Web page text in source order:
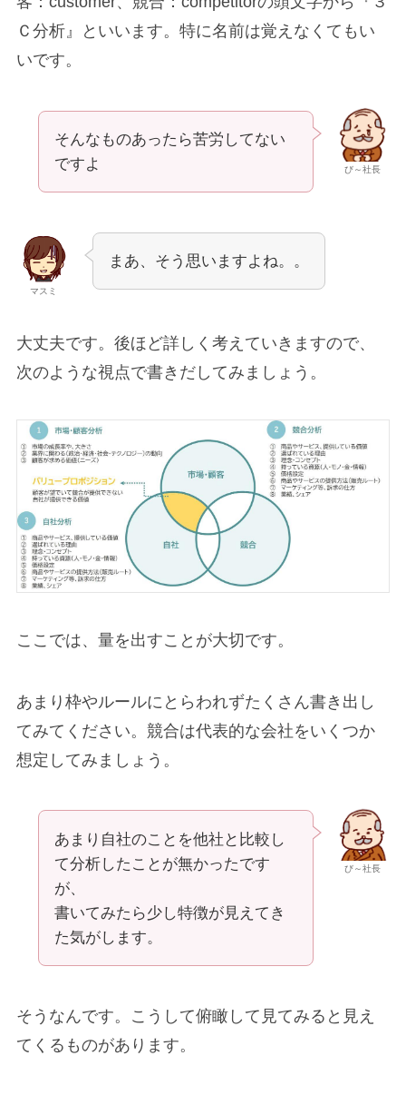
Ｃ分析』といいます。特に名前は覚えなくてもい
いです。
び～社長
そんなものあったら苦労してない
ですよ
マスミ
まあ、そう思いますよね。。
大丈夫です。後ほど詳しく考えていきますので、
次のような視点で書きだしてみましょう。
ここでは、量を出すことが大切です。
あまり枠やルールにとらわれずたくさん書き出し
てみてください。競合は代表的な会社をいくつか
想定してみましょう。
び～社長
あまり自社のことを他社と比較し
て分析したことが無かったです
が、
書いてみたら少し特徴が見えてき
た気がします。
そうなんです。こうして俯瞰して見てみると見え
てくるものがあります。